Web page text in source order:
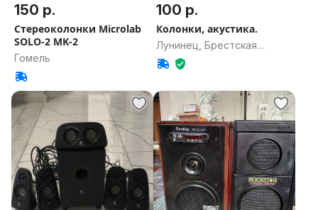
150 р.
Стереоколонки Microlab
SOLO-2 MK-2
Гомель
100 р.
Колонки, акустика.
Лунинец, Брестская
область